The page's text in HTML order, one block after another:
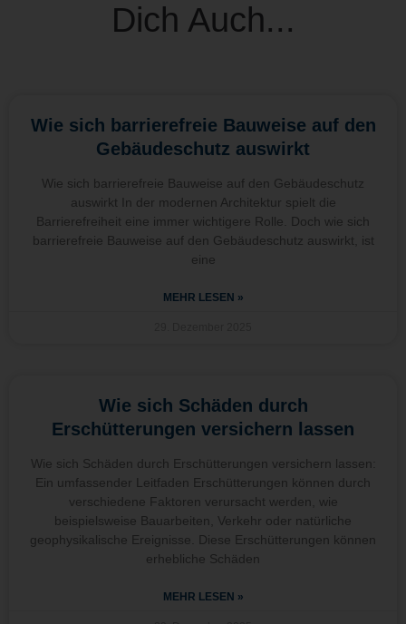
Dich Auch...
Wie sich barrierefreie Bauweise auf den
Gebäudeschutz auswirkt
Wie sich barrierefreie Bauweise auf den Gebäudeschutz
auswirkt In der modernen Architektur spielt die
Barrierefreiheit eine immer wichtigere Rolle. Doch wie sich
barrierefreie Bauweise auf den Gebäudeschutz auswirkt, ist
eine
MEHR LESEN »
Wie sich Schäden durch
Erschütterungen versichern lassen
Wie sich Schäden durch Erschütterungen versichern lassen:
Ein umfassender Leitfaden Erschütterungen können durch
verschiedene Faktoren verursacht werden, wie
beispielsweise Bauarbeiten, Verkehr oder natürliche
geophysikalische Ereignisse. Diese Erschütterungen können
erhebliche Schäden
MEHR LESEN »